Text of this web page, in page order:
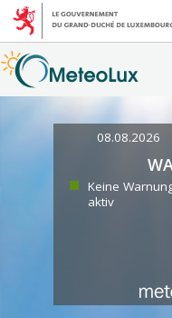
08.08.2026
Keine
aktiv